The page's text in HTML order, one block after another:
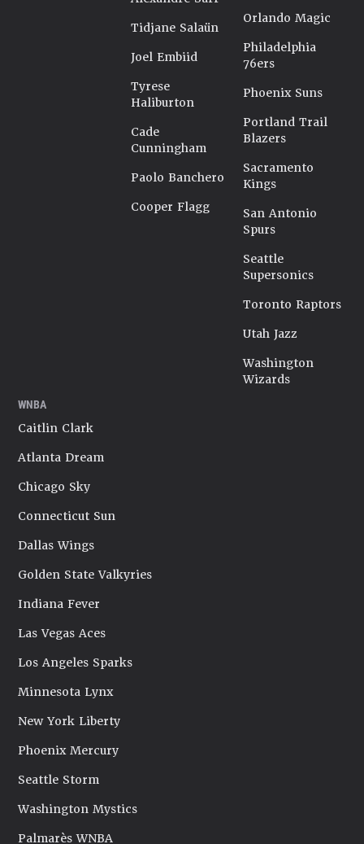
Tidjane Salaün
Joel Embiid
Tyrese
Haliburton
Cade
Cunningham
Paolo Banchero
Cooper Flagg
Orlando Magic
Philadelphia
76ers
Phoenix Suns
Portland Trail
Blazers
Sacramento
Kings
San Antonio
Spurs
Seattle
Supersonics
Toronto Raptors
Utah Jazz
Washington
Wizards
WNBA
Caitlin Clark
Atlanta Dream
Chicago Sky
Connecticut Sun
Dallas Wings
Golden State Valkyries
Indiana Fever
Las Vegas Aces
Los Angeles Sparks
Minnesota Lynx
New York Liberty
Phoenix Mercury
Seattle Storm
Washington Mystics
Palmarès WNBA